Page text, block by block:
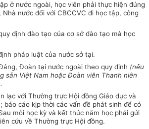
ở nước ngoài, học viên phải thực hiện đúng
nước đối với CBCCVC đi học tập, công
định đào tạo của cơ sở đào tạo mà học
pháp luật của nước sở tại.
Đoàn tại nước ngoài theo quy định (nếu
sản Việt Nam hoặc Đoàn viên Thanh niên
lạc với Thường trực Hội đồng Giáo dục và
báo cáo kịp thời các vấn đề phát sinh để có
mỗi học kỳ và kết thúc năm học phải gửi
cứu về Thường trực Hội đồng.